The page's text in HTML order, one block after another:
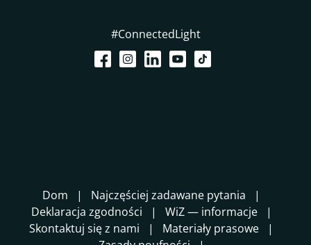
#ConnectedLight
Dom
Najczęściej zadawane pytania
Deklaracja zgodności
WiZ — informacje
Skontaktuj się z nami
Materiały prasowe